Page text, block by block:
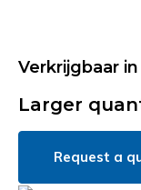
Verkrijgbaar
Larger
Request a